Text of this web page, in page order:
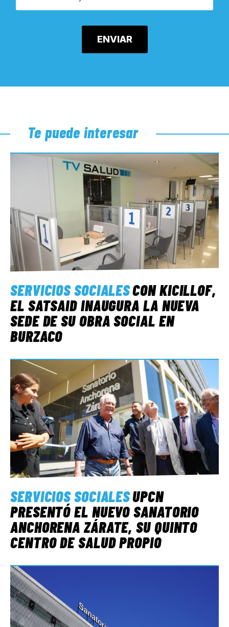
Te puede interesar
SERVICIOS SOCIALESCON KICILLOF,
EL SATSAID INAUGURA LA NUEVA
SEDE DE SU OBRA SOCIAL EN
BURZACO
SERVICIOS SOCIALESUPCN
PRESENTÓ EL NUEVO SANATORIO
ANCHORENA ZÁRATE, SU QUINTO
CENTRO DE SALUD PROPIO